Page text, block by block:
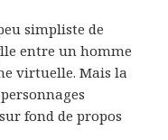
simpliste de
entre un homme
virtuelle. Mais la
fond de propos